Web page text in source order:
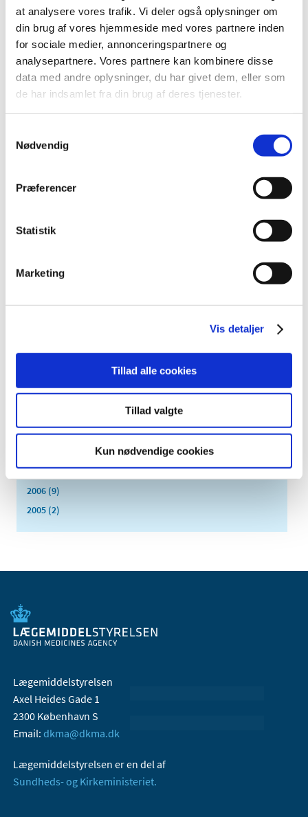
at analysere vores trafik. Vi deler også oplysninger om
din brug af vores hjemmeside med vores partnere inden
for sociale medier, annonceringspartnere og
analysepartnere. Vores partnere kan kombinere disse
data med andre oplysninger, du har givet dem, eller som
de har indsamlet fra din brug af deres tjenester.
Nødvendig
Præferencer
Statistik
Marketing
Vis detaljer
Tillad alle cookies
Tillad valgte
Kun nødvendige cookies
juli (11)
juni (11)
april (5)
marts (13)
2024 (224)
2022 (197)
2017 (167)
2013 (49)
2011 (13)
2009 (14)
2007 (3)
2006 (9)
2005 (2)
Lægemiddelstyrelsen
Axel Heides Gade 1
2300 København S
Email: dkma@dkma.dk
Lægemiddelstyrelsen er en del af
Sundheds- og Kirkeministeriet.